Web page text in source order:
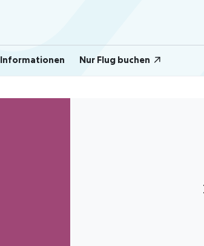
Informationen Nur Flug buchen